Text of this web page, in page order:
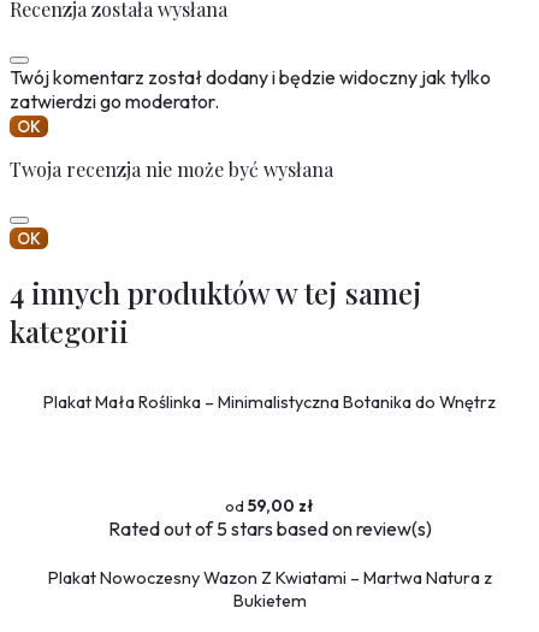
Recenzja została wysłana
Twój komentarz został dodany i będzie widoczny jak tylko
zatwierdzi go moderator.
OK
Twoja recenzja nie może być wysłana
OK
4 innych produktów w tej samej
kategorii
Plakat Mała Roślinka – Minimalistyczna Botanika do Wnętrz
59,00 zł
Ratedout of 5 stars based onreview(s)
Plakat Nowoczesny Wazon Z Kwiatami – Martwa Natura z
Bukietem